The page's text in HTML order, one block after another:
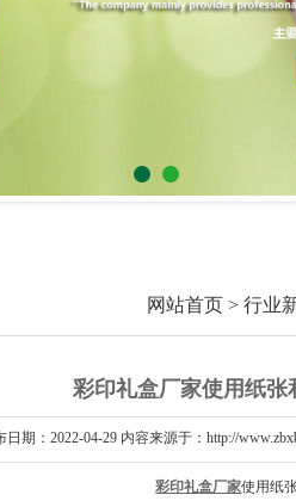
网站首页 >行业
彩印礼盒厂家使用纸
日期：2022-04-29 内容来源于：http://
彩印礼盒厂家使用纸